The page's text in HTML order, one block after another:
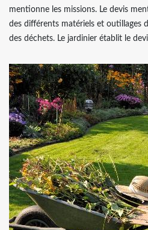
mentionne les missions. Le devis
des différents matériels et outillages
des déchets. Le jardinier établit le